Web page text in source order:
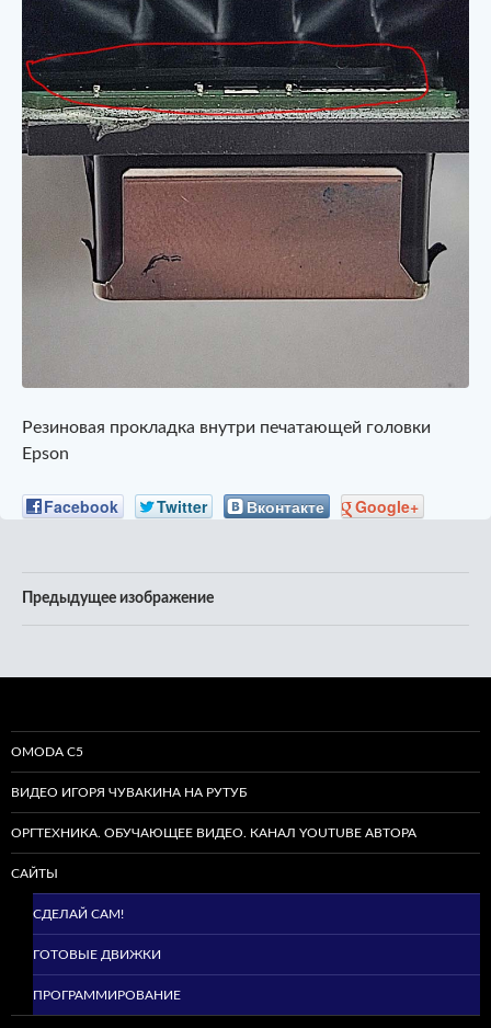
Резиновая прокладка внутри печатающей головки
Epson
Facebook Twitter Вконтакте Google+
Предыдущее изображение
OMODA C5
ВИДЕО ИГОРЯ ЧУВАКИНА НА РУТУБ
ОРГТЕХНИКА. ОБУЧАЮЩЕЕ ВИДЕО. КАНАЛ YOUTUBE АВТОРА
САЙТЫ
СДЕЛАЙ САМ!
ГОТОВЫЕ ДВИЖКИ
ПРОГРАММИРОВАНИЕ